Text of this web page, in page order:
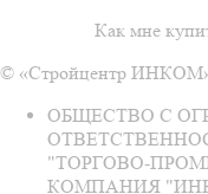
Как мне
© «Стройцентр
ОБЩЕСТВО С
"ТОРГОВО-
КОМПАНИЯ